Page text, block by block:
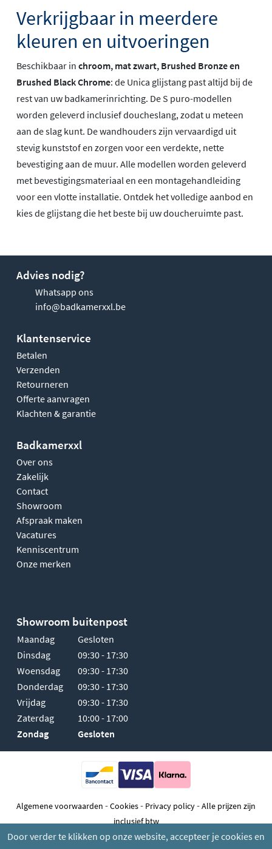
Door verder te klikken op onze website, accepteer je cookies en
Verkrijgbaar in meerdere
kleuren en uitvoeringen
Beschikbaar in chroom, mat zwart, Brushed Bronze en
Brushed Black Chrome: de Unica glijstang past altijd bij de
rest van uw badkamerinrichting. De S puro-modellen
worden geleverd inclusief doucheslang, zodat u meteen
aan de slag kunt. De wandhouders zijn vervaardigd uit
stevig kunststof en zorgen voor een verdekte, nette
bevestiging aan de muur. Alle modellen worden geleverd
met bevestigingsmateriaal en een montagehandleiding
voor een vlotte installatie. Ontdek het volledige aanbod en
kies de glijstang die het beste bij uw doucheruimte past.
Advies nodig?
Whatsapp ons
info@badkamerxxl.be
Klantenservice
Betalen
Verzenden
Retourneren
Offerte aanvragen
Klachten & garantie
Badkamerxxl
Over ons
Zakelijk
Contact
Showroom
Afspraak maken
Vacatures
Kenniscentrum
Onze merken
Showroom buitenpost
Maandag
Gesloten
Dinsdag
09:30 - 17:30
Woensdag
09:30 - 17:30
Donderdag
09:30 - 17:30
Vrijdag
09:30 - 17:30
Zaterdag
10:00 - 17:00
Zondag
Gesloten
Algemene voorwaarden -Cookies- Privacy policy-Alle prijzen zijn
inclusief btw